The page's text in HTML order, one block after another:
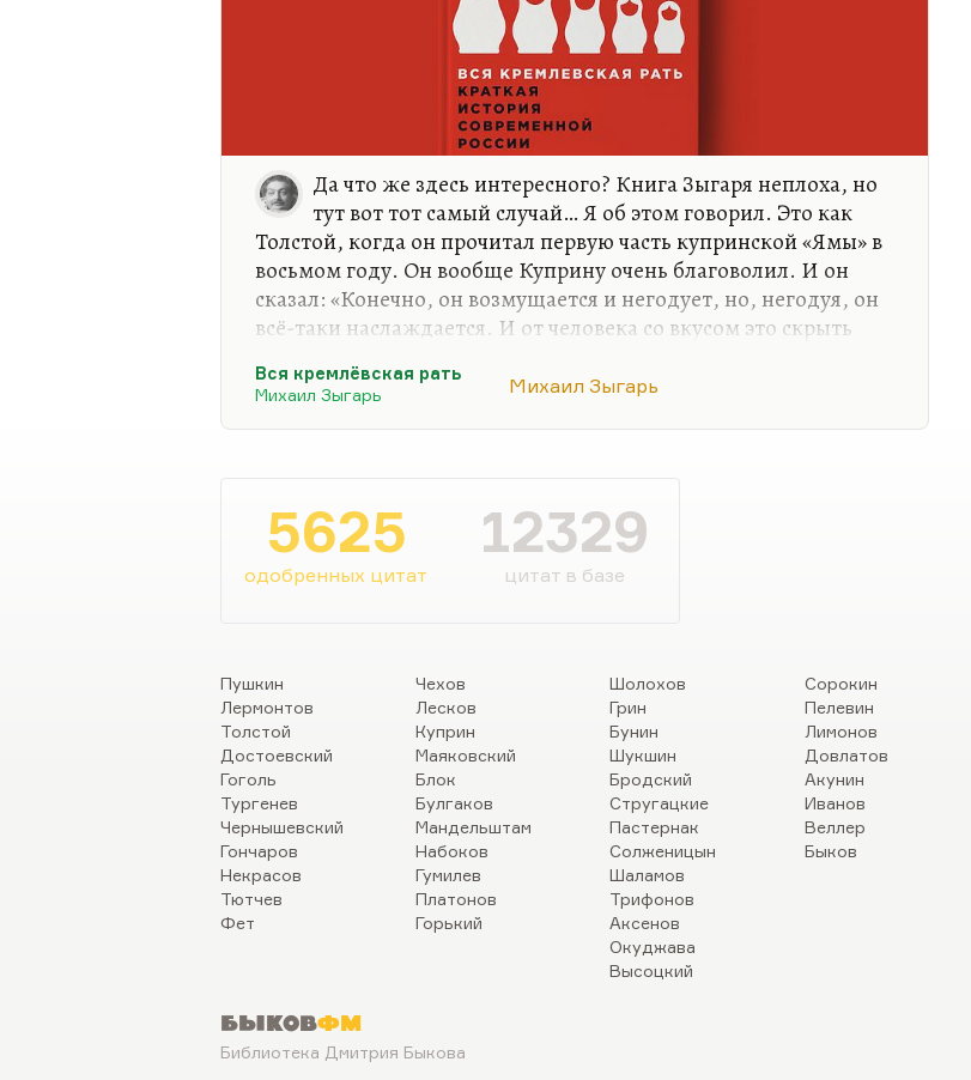
Да что же здесь интересного? Книга Зыгаря неплоха, но
тут вот тот самый случай… Я об этом говорил. Это как
Толстой, когда он прочитал первую часть купринской «Ямы» в
восьмом году. Он вообще Куприну очень благоволил. И он
сказал: «Конечно, он возмущается и негодует, но, негодуя, он
всё-таки наслаждается. И от человека со вкусом это скрыть
Тут, конечно, не шла речь о наслаждении всякой грязью. Но
одно несомненно: Зыгарь, описывая, действительно
героями. Так мне показалось. То есть мне показалось, что
книга полна любовью, полна даже она некоторого
преклонения перед этими персонажами, хотя они не…
Вся кремлёвская рать
Михаил Зыгарь
Михаил Зыгарь
5625
одобренных цитат
12329
цитат в базе
Пушкин
Лермонтов
Толстой
Достоевский
Гоголь
Тургенев
Чернышевский
Гончаров
Некрасов
Тютчев
Фет
Чехов
Лесков
Куприн
Маяковский
Блок
Булгаков
Мандельштам
Набоков
Гумилев
Платонов
Горький
Шолохов
Грин
Бунин
Шукшин
Бродский
Стругацкие
Пастернак
Солженицын
Шаламов
Трифонов
Аксенов
Окуджава
Высоцкий
Сорокин
Пелевин
Лимонов
Довлатов
Акунин
Иванов
Веллер
Быков
БыковФМ
Библиотека Дмитрия Быкова